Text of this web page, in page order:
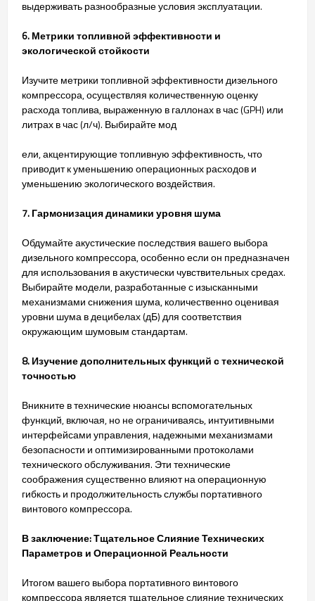
выдерживать разнообразные условия эксплуатации.
6. Метрики топливной эффективности и
экологической стойкости
Изучите метрики топливной эффективности дизельного
компрессора, осуществляя количественную оценку
расхода топлива, выраженную в галлонах в час (GPH) или
литрах в час (л/ч). Выбирайте мод
ели, акцентирующие топливную эффективность, что
приводит к уменьшению операционных расходов и
уменьшению экологического воздействия.
7. Гармонизация динамики уровня шума
Обдумайте акустические последствия вашего выбора
дизельного компрессора, особенно если он предназначен
для использования в акустически чувствительных средах.
Выбирайте модели, разработанные с изысканными
механизмами снижения шума, количественно оценивая
уровни шума в децибелах (дБ) для соответствия
окружающим шумовым стандартам.
8. Изучение дополнительных функций с технической
точностью
Вникните в технические нюансы вспомогательных
функций, включая, но не ограничиваясь, интуитивными
интерфейсами управления, надежными механизмами
безопасности и оптимизированными протоколами
технического обслуживания. Эти технические
соображения существенно влияют на операционную
гибкость и продолжительность службы портативного
винтового компрессора.
В заключение: Тщательное Слияние Технических
Параметров и Операционной Реальности
Итогом вашего выбора портативного винтового
компрессора является тщательное слияние технических